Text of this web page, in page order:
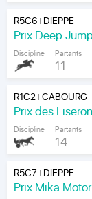
R5C6| DIEPPE
Prix Deep
Discipline Partants
11
R1C2|CABOURG
Prix des
Discipline Partants
14
R5C7 | DIEPPE